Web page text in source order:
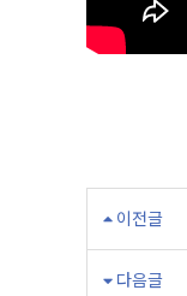
이전글
다음글